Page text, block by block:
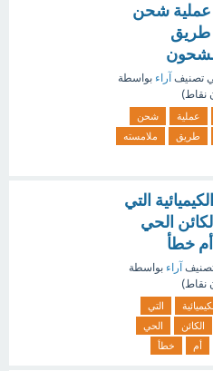
شحن
طريق
تصنيف آراء بواسطة
نقاط)
عملية
شحن
طريق
ملامسته
التي
الحي
خطأ
آراء بواسطة
نقاط)
التي
الكائن
الحي
أم خطأ